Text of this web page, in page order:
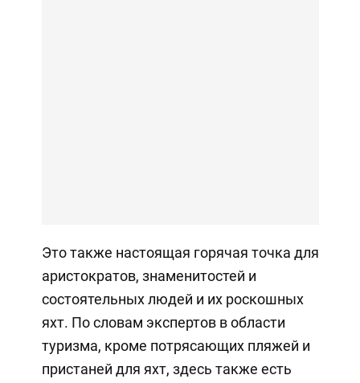
Это также настоящая горячая точка для
аристократов, знаменитостей и
состоятельных людей и их роскошных
яхт. По словам экспертов в области
туризма, кроме потрясающих пляжей и
пристаней для яхт, здесь также есть